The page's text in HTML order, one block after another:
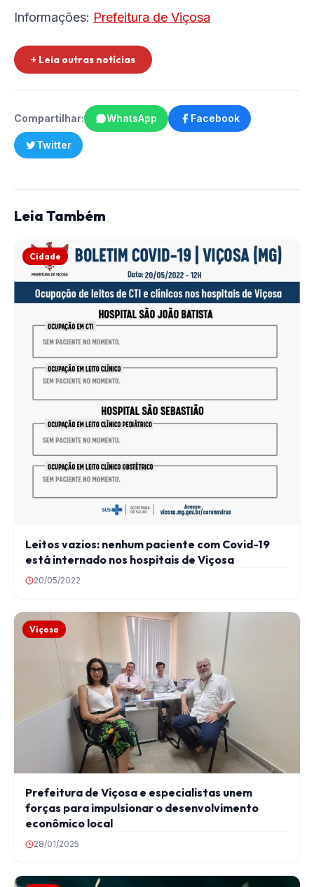
Informações: Prefeitura de Viçosa
+ Leia outras notícias
Compartilhar: WhatsApp Facebook
Twitter
Leia Também
Cidade
Leitos vazios: nenhum paciente com Covid-19
está internado nos hospitais de Viçosa
20/05/2022
Viçosa
Prefeitura de Viçosa e especialistas unem
forças para impulsionar o desenvolvimento
econômico local
28/01/2025